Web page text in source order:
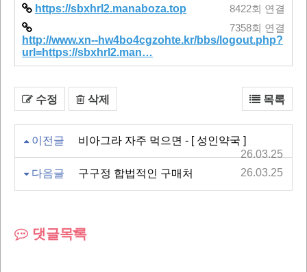
https://sbxhrl2.manaboza.top 8422회 연결
http://www.xn--hw4bo4cgzohte.kr/bbs/logout.php?
url=https://sbxhrl2.man…
7358회 연결
수정 삭제 목록
이전글
비아그라 자주 먹으면 - [ 성인약국 ]
26.03.25
다음글
구구정 합법적인 구매처 26.03.25
댓글목록